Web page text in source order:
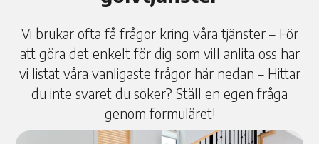
Vi brukar ofta få frågor kring våra tjänster – För
att göra det enkelt för dig som vill anlita oss har
vi listat våra vanligaste frågor här nedan – Hittar
du inte svaret du söker? Ställ en egen fråga
genom formuläret!